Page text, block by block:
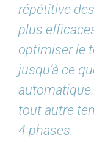
répétitive
plus
optimiser le
jusqu’à ce
tout autre
4 phases.